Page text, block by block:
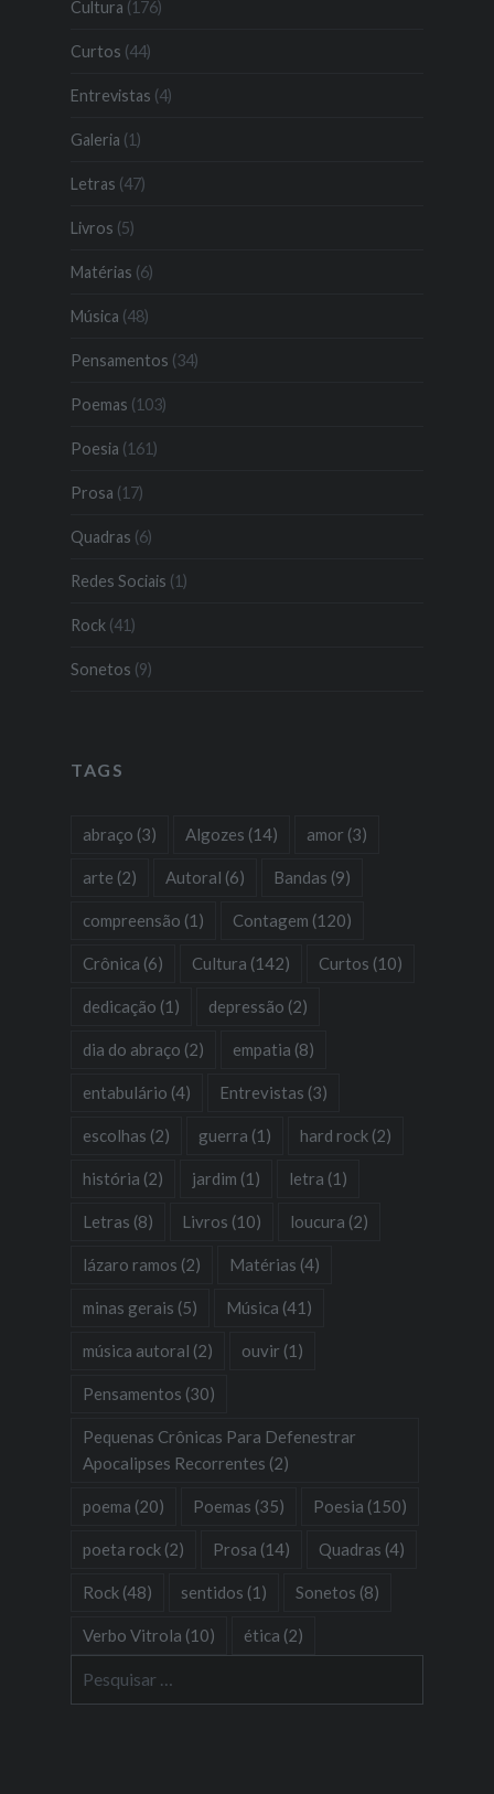
Cultura (176)
Curtos (44)
Entrevistas (4)
Galeria (1)
Letras (47)
Livros (5)
Matérias (6)
Música (48)
Pensamentos (34)
Poemas (103)
Poesia (161)
Prosa (17)
Quadras (6)
Redes Sociais (1)
Rock(41)
Sonetos (9)
TAGS
abraço (3) Algozes (14) amor (3)
arte (2) Autoral (6) Bandas (9)
compreensão (1) Contagem (120)
Crônica (6) Cultura (142) Curtos (10)
dedicação (1) depressão (2)
dia do abraço (2) empatia (8)
entabulário (4) Entrevistas (3)
escolhas (2) guerra (1) hard rock(2)
história (2) jardim (1) letra (1)
Letras (8) Livros (10) loucura (2)
lázaro ramos (2) Matérias (4)
minas gerais (5) Música (41)
música autoral (2) ouvir (1)
Pensamentos (30)
Pequenas Crônicas Para Defenestrar
Apocalipses Recorrentes (2)
poema (20) Poemas (35) Poesia (150)
poeta rock(2) Prosa (14) Quadras (4)
Rock(48) sentidos (1) Sonetos (8)
Verbo Vitrola (10) ética (2)
por: